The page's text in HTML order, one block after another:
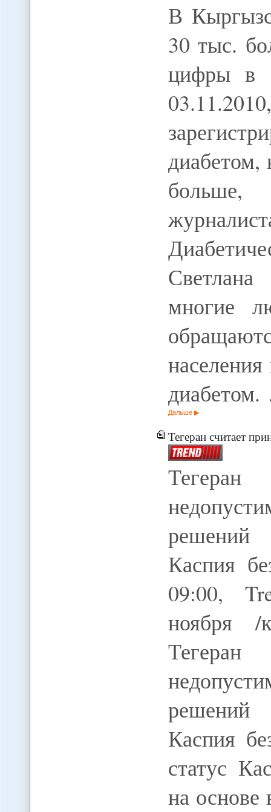
В
30 тыс.
цифры в
диабетом,
больше,
многие
Дальше
Тегеран считает принципиально
решений
Каспия
09:00,
ноября
решений
Каспия
статус
на основе